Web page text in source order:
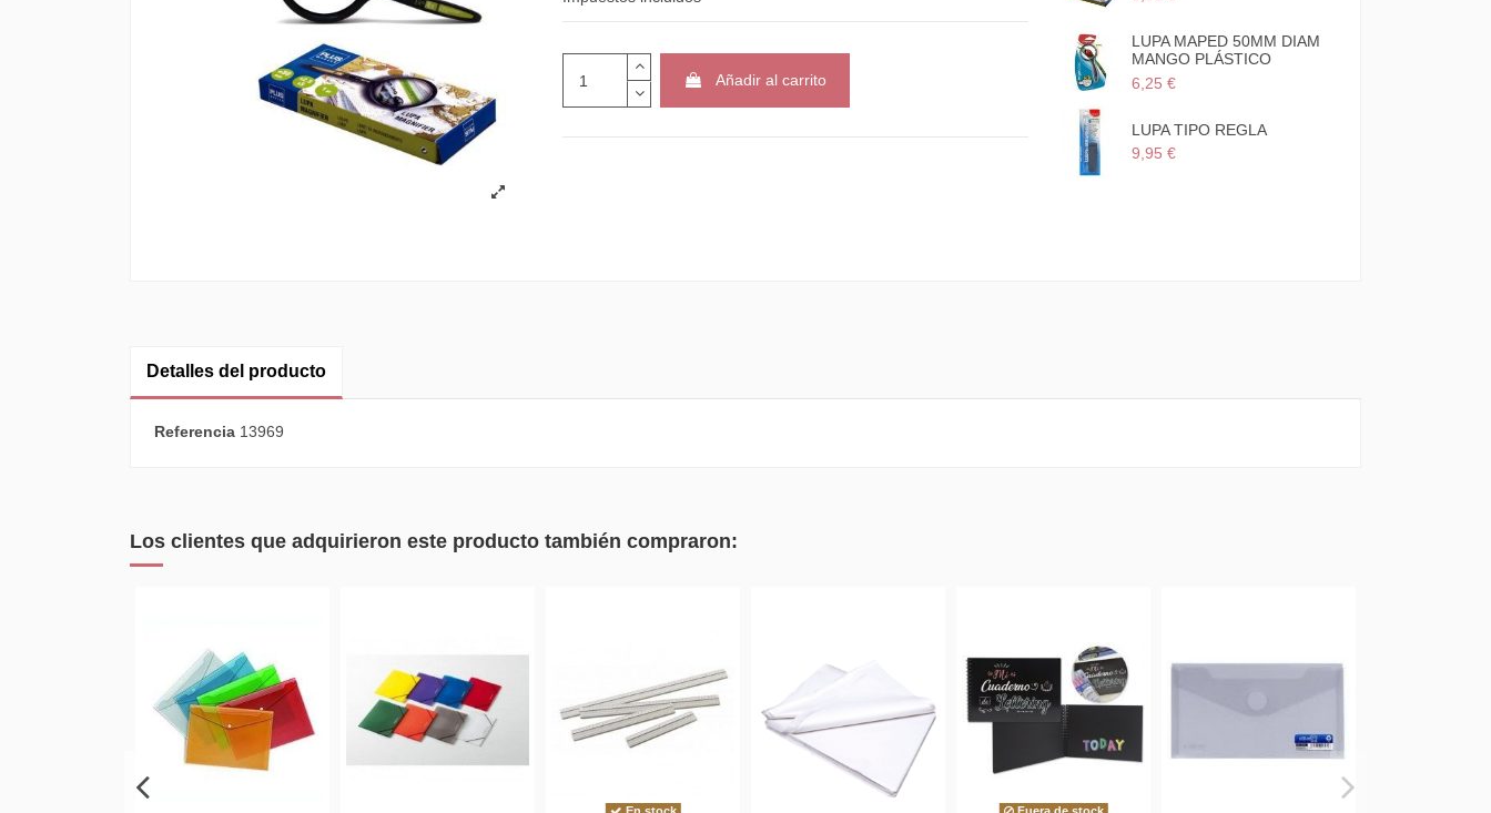
Añadir al carrito
LUPA MAPED 50MM DIAM
MANGO PLÁSTICO
6,25 €
LUPA TIPO REGLA
9,95 €
Detalles del producto
Referencia 13969
Los clientes que adquirieron este producto también compraron: